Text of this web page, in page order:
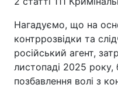
Нагадуємо, що на
контррозвідки та
російський агент,
листопаді 2025 року,
позбавлення волі з